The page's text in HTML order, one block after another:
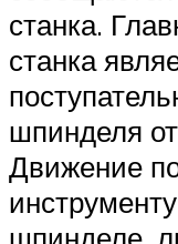
станка.
станка
шпинделя
Движение